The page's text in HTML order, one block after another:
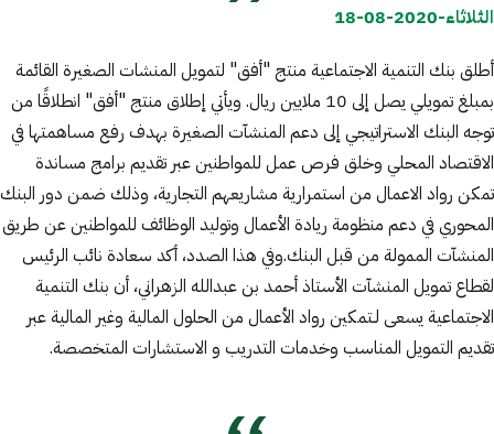
الثلاثاء-2020-08-18
أطلق بنك التنمية الاجتماعية منتج "أفق" لتمويل المنشات الصغيرة القائمة
بمبلغ تمويلي يصل إلى 10 ملايين ريال. ويأتي إطلاق منتج "أفق" انطلاقًا من
توجه البنك الاستراتيجي إلى دعم المنشآت الصغيرة بهدف رفع مساهمتها في
الاقتصاد المحلي وخلق فرص عمل للمواطنين عبر تقديم برامج مساندة
تمكن رواد الاعمال من استمرارية مشاريعهم التجارية، وذلك ضمن دور البنك
المحوري في دعم منظومة ريادة الأعمال وتوليد الوظائف للمواطنين عن طريق
المنشآت الممولة من قبل البنك.وفي هذا الصدد، أكد سعادة نائب الرئيس
لقطاع تمويل المنشآت الأستاذ أحمد بن عبدالله الزهراني، أن بنك التنمية
الاجتماعية يسعى لـتمكين رواد الأعمال من الحلول المالية وغير المالية عبر
تقديم التمويل المناسب وخدمات التدريب و الاستشارات المتخصصة.